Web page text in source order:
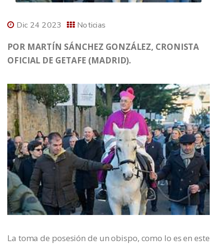
Dic 24 2023 Noticias
POR MARTÍN SÁNCHEZ GONZÁLEZ, CRONISTA
OFICIAL DE GETAFE (MADRID).
La toma de posesión de un obispo, como lo es en este